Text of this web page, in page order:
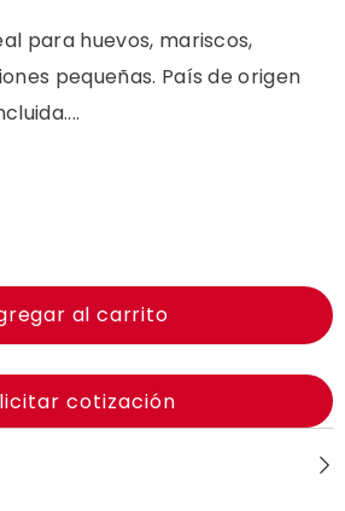
para huevos, mariscos,
pequeñas. País de origen
al carrito
cotización